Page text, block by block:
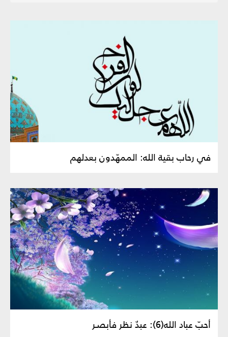
في رحاب بقية الله: الممهّدون بعدلهم
أحبّ عباد الله(6): عبدٌ نظر فأبصـر